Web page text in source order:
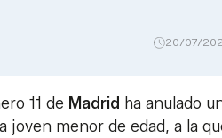
20/07/
11 de Madrid ha anulado
menor de edad, a la